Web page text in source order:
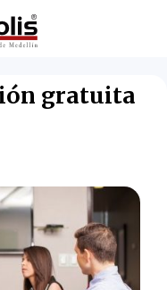
gratuita